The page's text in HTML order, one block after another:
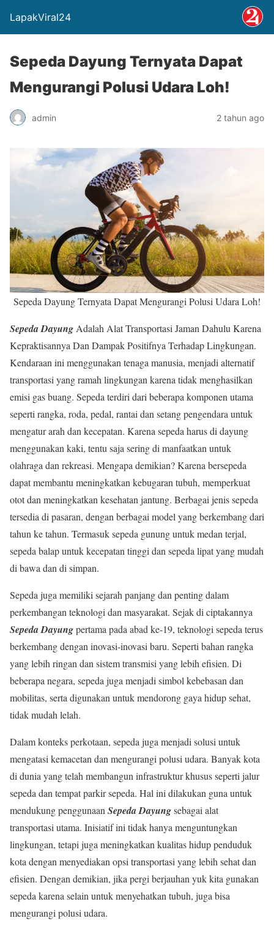
LapakViral24
Sepeda Dayung Ternyata Dapat
Mengurangi Polusi Udara Loh!
admin 2 tahun ago
Sepeda Dayung Ternyata Dapat Mengurangi Polusi Udara Loh!
Sepeda Dayung Adalah Alat Transportasi Jaman Dahulu Karena
Kepraktisannya Dan Dampak Positifnya Terhadap Lingkungan.
Kendaraan ini menggunakan tenaga manusia, menjadi alternatif
transportasi yang ramah lingkungan karena tidak menghasilkan
emisi gas buang. Sepeda terdiri dari beberapa komponen utama
seperti rangka, roda, pedal, rantai dan setang pengendara untuk
mengatur arah dan kecepatan. Karena sepeda harus di dayung
menggunakan kaki, tentu saja sering di manfaatkan untuk
olahraga dan rekreasi. Mengapa demikian? Karena bersepeda
dapat membantu meningkatkan kebugaran tubuh, memperkuat
otot dan meningkatkan kesehatan jantung. Berbagai jenis sepeda
tersedia di pasaran, dengan berbagai model yang berkembang dari
tahun ke tahun. Termasuk sepeda gunung untuk medan terjal,
sepeda balap untuk kecepatan tinggi dan sepeda lipat yang mudah
di bawa dan di simpan.
Sepeda juga memiliki sejarah panjang dan penting dalam
perkembangan teknologi dan masyarakat. Sejak di ciptakannya
Sepeda Dayungpertama pada abad ke-19, teknologi sepeda terus
berkembang dengan inovasi-inovasi baru. Seperti bahan rangka
yang lebih ringan dan sistem transmisi yang lebih efisien. Di
beberapa negara, sepeda juga menjadi simbol kebebasan dan
mobilitas, serta digunakan untuk mendorong gaya hidup sehat,
tidak mudah lelah.
Dalam konteks perkotaan, sepeda juga menjadi solusi untuk
mengatasi kemacetan dan mengurangi polusi udara. Banyak kota
di dunia yang telah membangun infrastruktur khusus seperti jalur
sepeda dan tempat parkir sepeda. Hal ini dilakukan guna untuk
mendukung penggunaan Sepeda Dayungsebagai alat
transportasi utama. Inisiatif ini tidak hanya menguntungkan
lingkungan, tetapi juga meningkatkan kualitas hidup penduduk
kota dengan menyediakan opsi transportasi yang lebih sehat dan
efisien. Dengan demikian, jika pergi berjauhan yuk kita gunakan
sepeda karena selain untuk menyehatkan tubuh, juga bisa
mengurangi polusi udara.